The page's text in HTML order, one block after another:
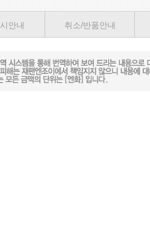
안내 취소/반품안내